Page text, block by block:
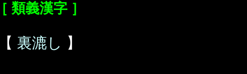
［ 類義漢字 ］
【 裏漉し 】